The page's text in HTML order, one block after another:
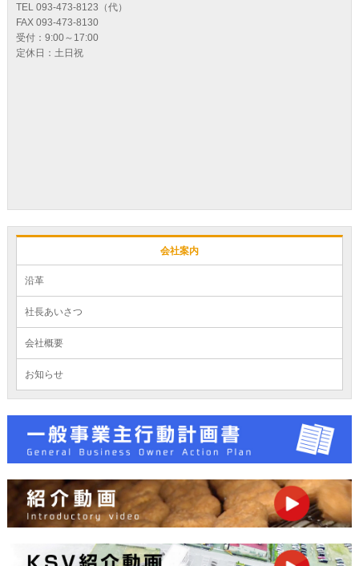
TEL 093-473-8123（代）
FAX 093-473-8130
受付：9:00～17:00
定休日：土日祝
会社案内
沿革
社長あいさつ
会社概要
お知らせ